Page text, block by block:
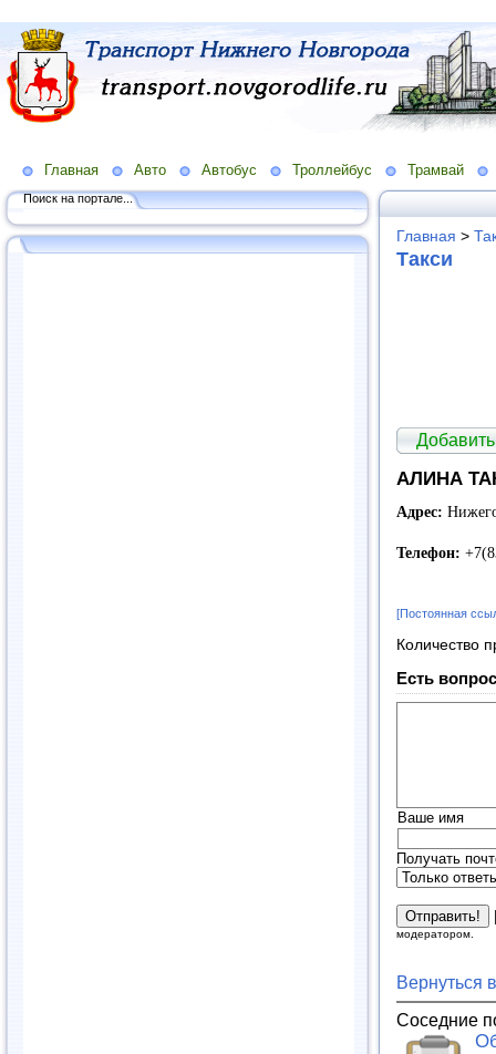
Главная Авто Автобус Троллейбус Трамвай
Поиск на портале...
Главная >
Такси
Добавить
АЛИНА
Адрес:
Телефон:
[Постоянная
Количество
Есть
Ваше имя
Получать
модератором.
Вернуться
Соседние